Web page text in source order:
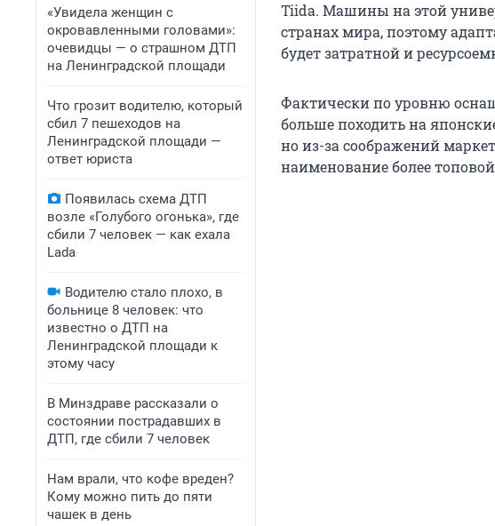
«Увидела женщин с
окровавленными головами»:
очевидцы — о страшном ДТП
на Ленинградской площади
Что грозит водителю, который
сбил 7 пешеходов на
Ленинградской площади —
ответ юриста
Появилась схема ДТП
возле «Голубого огонька», где
сбили 7 человек — как ехала
Lada
Водителю стало плохо, в
больнице 8 человек: что
известно о ДТП на
Ленинградской площади к
этому часу
В Минздраве рассказали о
состоянии пострадавших в
ДТП, где сбили 7 человек
Нам врали, что кофе вреден?
Кому можно пить до пяти
чашек в день
Tiida. Машины на этой
странах мира, поэтому
будет затратной и
Фактически по уровню
больше походить на
но из-за соображений
наименование более